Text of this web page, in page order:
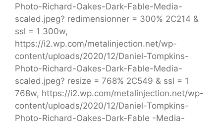
Photo-Richard-Oakes-Dark-Fable-Media-
scaled.jpeg? redimensionner = 300% 2C214 &
ssl = 1 300w,
https://i2.wp.com/metalinjection.net/wp-
content/uploads/2020/12/Daniel-Tompkins-
Photo-Richard-Oakes-Dark-Fable-Media-
scaled.jpeg? resize = 768% 2C549 & ssl = 1
768w, https://i2.wp.com/metalinjection.net/wp-
content/uploads/2020/12/Daniel-Tompkins-
Photo-Richard-Oakes-Dark-Fable -Media-